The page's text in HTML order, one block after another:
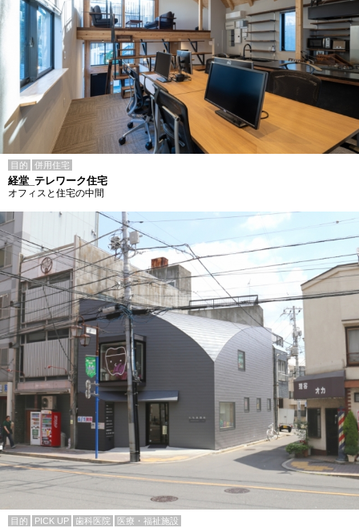
目的 併用住宅
経堂_テレワーク住宅
オフィスと住宅の中間
目的 PICK UP 歯科医院 医療・福祉施設